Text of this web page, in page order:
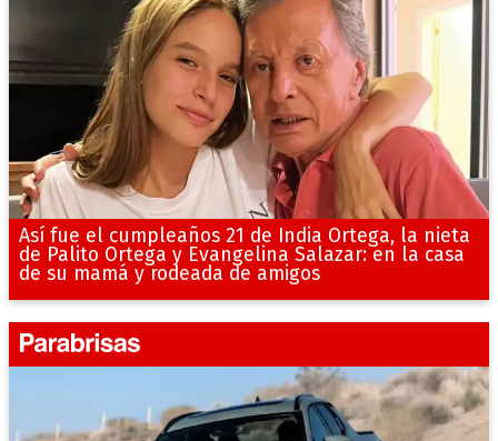
Así fue el cumpleaños 21 de India Ortega, la nieta
de Palito Ortega y Evangelina Salazar: en la casa
de su mamá y rodeada de amigos